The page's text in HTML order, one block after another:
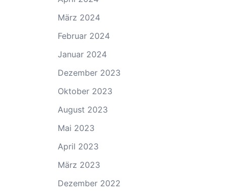
März 2024
Februar 2024
Januar 2024
Dezember 2023
Oktober 2023
August 2023
Mai 2023
April 2023
März 2023
Dezember 2022